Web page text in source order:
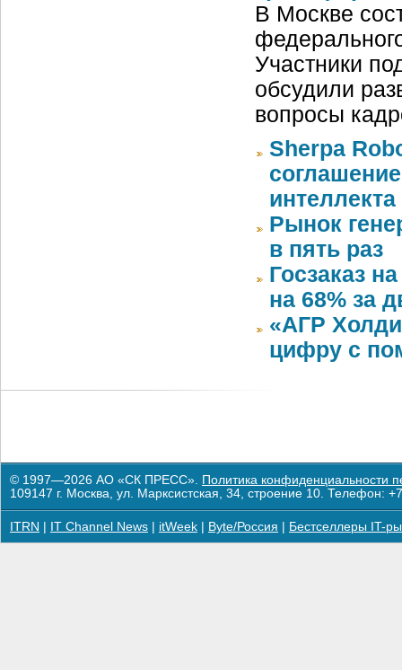
В Москве
Участники
обсудили
вопросы
Sherpa
интеллекта
Рынок
в пять раз
Госзаказ
на 68% за
«АГР
цифру с
© 1997—2026 АО «СК ПРЕСС». Политика конфиденциальности
109147 г. Москва, ул. Марксистская, 34, строение 10. Телефон:
ITRN IT Channel News itWeek Byte/Россия Бестселлеры IT-